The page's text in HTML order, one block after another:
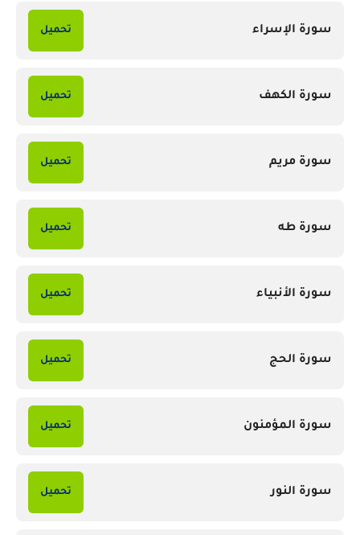
سورة الإسراء تحميل
سورة الكهف تحميل
سورة مريم تحميل
سورة طه تحميل
سورة الأنبياء تحميل
سورة الحج تحميل
سورة المؤمنون تحميل
سورة النور تحميل